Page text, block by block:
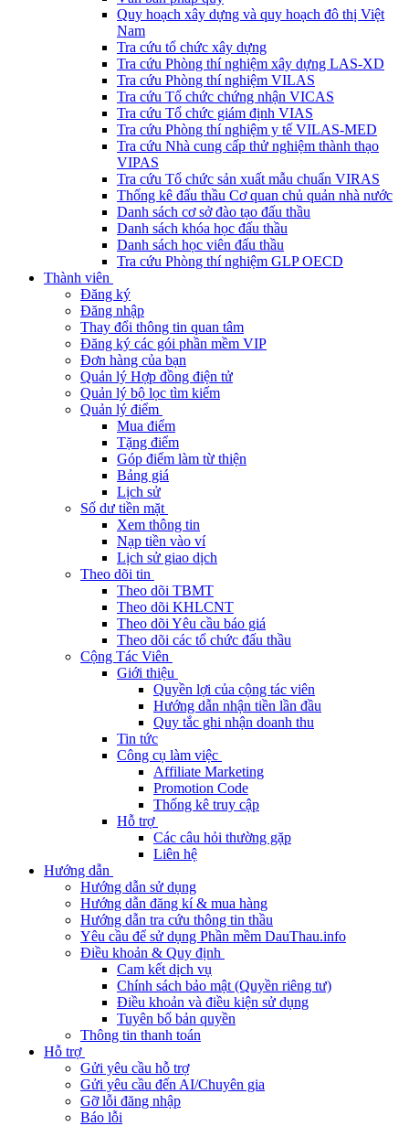
Quy hoạch xây dựng và quy hoạch đô thị Việt
Nam
Tra cứu tổ chức xây dựng
Tra cứu Phòng thí nghiệm xây dựng LAS-XD
Tra cứu Phòng thí nghiệm VILAS
Tra cứu Tổ chức chứng nhận VICAS
Tra cứu Tổ chức giám định VIAS
Tra cứu Phòng thí nghiệm y tế VILAS-MED
Tra cứu Nhà cung cấp thử nghiệm thành thạo
VIPAS
Tra cứu Tổ chức sản xuất mẫu chuẩn VIRAS
Thống kê đấu thầu Cơ quan chủ quản nhà nước
Danh sách cơ sở đào tạo đấu thầu
Danh sách khóa học đấu thầu
Danh sách học viên đấu thầu
Tra cứu Phòng thí nghiệm GLP OECD
Thành viên
Đăng ký
Đăng nhập
Thay đổi thông tin quan tâm
Đăng ký các gói phần mềm VIP
Đơn hàng của bạn
Quản lý Hợp đồng điện tử
Quản lý bộ lọc tìm kiếm
Quản lý điểm
Mua điểm
Tặng điểm
Góp điểm làm từ thiện
Bảng giá
Lịch sử
Số dư tiền mặt
Xem thông tin
Nạp tiền vào ví
Lịch sử giao dịch
Theo dõi tin
Theo dõi TBMT
Theo dõi KHLCNT
Theo dõi Yêu cầu báo giá
Theo dõi các tổ chức đấu thầu
Cộng Tác Viên
Giới thiệu
Quyền lợi của cộng tác viên
Hướng dẫn nhận tiền lần đầu
Quy tắc ghi nhận doanh thu
Tin tức
Công cụ làm việc
Affiliate Marketing
Promotion Code
Thống kê truy cập
Hỗ trợ
Các câu hỏi thường gặp
Liên hệ
Hướng dẫn
Hướng dẫn sử dụng
Hướng dẫn đăng kí & mua hàng
Hướng dẫn tra cứu thông tin thầu
Yêu cầu để sử dụng Phần mềm DauThau.info
Điều khoản & Quy định
Cam kết dịch vụ
Chính sách bảo mật (Quyền riêng tư)
Điều khoản và điều kiện sử dụng
Tuyên bố bản quyền
Thông tin thanh toán
Hỗ trợ
Gửi yêu cầu hỗ trợ
Gửi yêu cầu đến AI/Chuyên gia
Gỡ lỗi đăng nhập
Báo lỗi